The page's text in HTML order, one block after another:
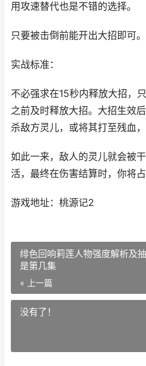
用攻速替代也是不错的选择。
只要被击倒前能开出大招即可。
实战标准：
不必强求在15秒内释放大招，
之前及时释放大招。大招生效
杀敌方灵儿，或将其打至残血
如此一来，敌人的灵儿就会被
活，最终在伤害结算时，你将占
游戏地址：桃源记2
绯色回响莉莲人物强度解析及
是第几集
« 上一篇
没有了！